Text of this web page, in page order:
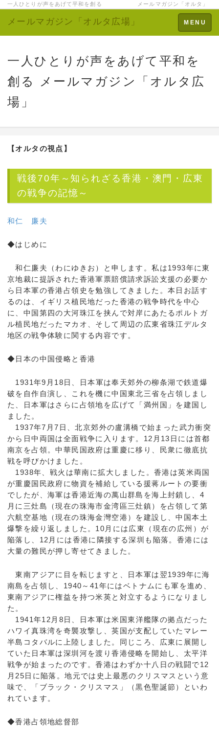
一人ひとりが声をあげて平和を創る メールマガジン「オルタ」
Toggle
navigation
MENU
メールマガジン「オルタ広場」
一人ひとりが声をあげて平和を
創る メールマガジン「オルタ広
場」
【オルタの視点】
戦後70年～知られざる香港・澳門・広東
の戦争の記憶～
和仁 廉夫
◆はじめに
和仁廉夫（わにゆきお）と申します。私は1993年に東
京地裁に提訴された香港軍票賠償請求訴訟支援の必要か
ら日本軍の香港占領史を勉強してきました。本日お話す
るのは、イギリス植民地だった香港の戦争時代を中心
に、中国第四の大河珠江を挟んで対岸にあたるポルトガ
ル植民地だったマカオ、そして周辺の広東省珠江デルタ
地区の戦争体験に関する内容です。
◆日本の中国侵略と香港
1931年9月18日、日本軍は奉天郊外の柳条湖で鉄道爆
破を自作自演し、これを機に中国東北三省を占領しまし
た、日本軍はさらに占領地を広げて「満州国」を建国し
ました。
1937年7月7日、北京郊外の盧溝橋で始まった武力衝突
から日中両国は全面戦争に入ります。12月13日には首都
南京を占領。中華民国政府は重慶に移り、民衆に徹底抗
戦を呼びかけました。
1938年、戦火は華南に拡大しました。香港は英米両国
が重慶国民政府に物資を補給している援蒋ルートの要衝
でしたが、海軍は香港近海の萬山群島を海上封鎖し、4
月に三灶島（現在の珠海市金湾區三灶鎮）を占領して第
六航空基地（現在の珠海金灣空港）を建設し、中国本土
爆撃を繰り返しました。10月には広東（現在の広州）が
陥落し、12月には香港に隣接する深圳も陥落。香港には
大量の難民が押し寄せてきました。
東南アジアに目を転じますと、日本軍は翌1939年に海
南島を占領し、1940～41年にはベトナムにも軍を進め、
東南アジアに権益を持つ米英と対立するようになりまし
た。
1941年12月8日、日本軍は米国東洋艦隊の拠点だった
ハワイ真珠湾を奇襲攻撃し、英国が支配していたマレー
半島コタバルに上陸しました。同じころ、広東に展開し
ていた日本軍は深圳河を渡り香港侵略を開始し、太平洋
戦争が始まったのです。香港はわずか十八日の戦闘で12
月25日に陥落。地元では史上最悪のクリスマスという意
味で、「ブラック・クリスマス」（黒色聖誕節）といわ
れています。
◆香港占領地総督部